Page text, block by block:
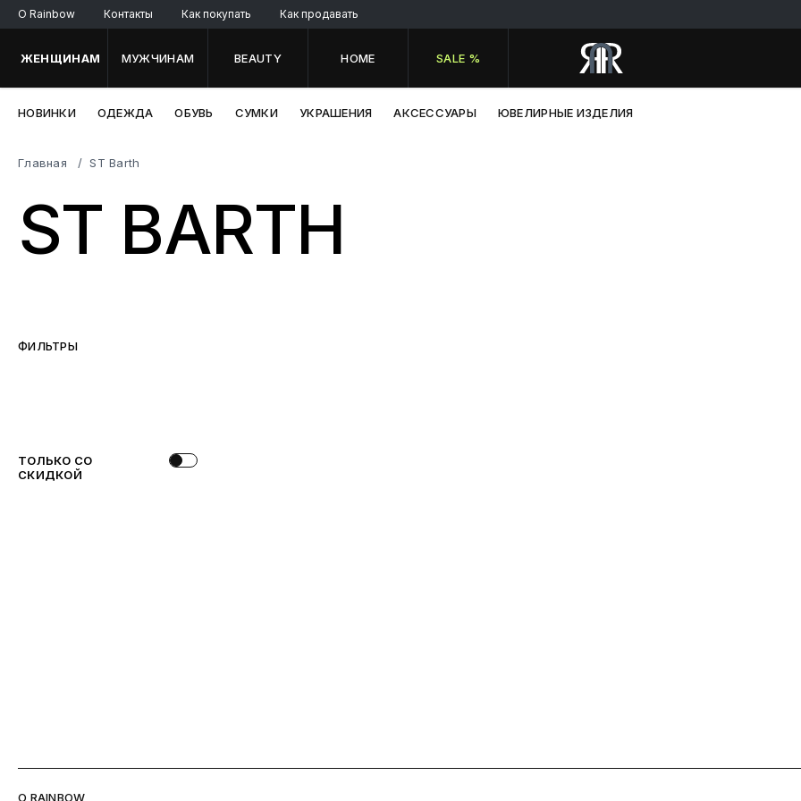
O Rainbow Контакты Как покупать Как продавать
ЖЕНЩИНАМ МУЖЧИНАМ BEAUTY HOME SALE %
НОВИНКИ ОДЕЖДА ОБУВЬ СУМКИ УКРАШЕНИЯ АКСЕССУАРЫ ЮВЕЛИРНЫЕ ИЗДЕЛИЯ
Главная ST Barth
ST BARTH
ФИЛЬТРЫ
ТОЛЬКО СО
СКИДКОЙ
O RAINBOW